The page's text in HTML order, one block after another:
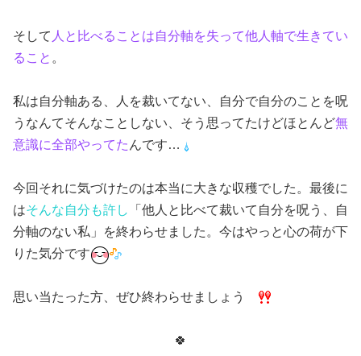
そして 人と比べることは自分軸を失って他人軸で生きてい
ること 。
私は自分軸ある、人を裁いてない、自分で自分のことを呪
うなんてそんなことしない、そう思ってたけどほとんど無
意識に全部やってた んです…
今回それに気づけたのは本当に大きな収穫でした。最後に
はそんな自分も許し
「他人と比べて裁いて自分を呪う、自
分軸のない私」を終わらせました。今はやっと心の荷が下
りた気分です
思い当たった方、ぜひ終わらせましょう
🍀